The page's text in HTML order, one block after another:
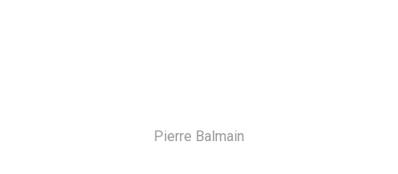
Pierre Balmain